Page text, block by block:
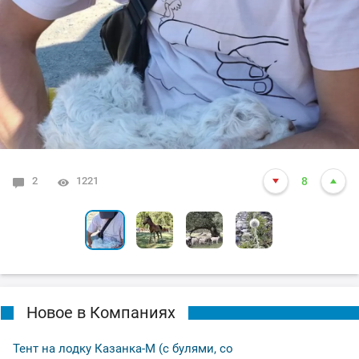
2 1221 8
Новое в Компаниях
Тент на лодку Казанка-М (с булями, со